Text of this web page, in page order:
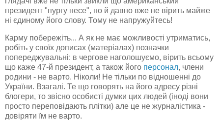
президент "пургу несе", но й давно вже не вірить майже
ні єдиному його слову. Тому не напружуйтесь!
Карму побережіть... А як не має можливості утриматись,
робіть у своїх дописах (матеріалах) позначки
попереджувальні: в чергове наголошуємо, вірить всьому
що каже 47-й президент, а також його персонал, члени
родини - не варто. Ніколи! Не тільки по відношенні до
України. Взагалі. Те що говорять на його адресу різні
блогери, то звісно особисті думки цих людей (іноді вони
просто переповідають плітки) але це не журналістика -
довіряти їм не варто.